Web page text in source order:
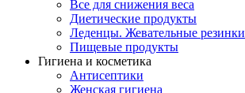
Все для снижения веса
Диетические продукты
Леденцы. Жевательные резинки
Пищевые продукты
Гигиена и косметика
Антисептики
Женская гигиена